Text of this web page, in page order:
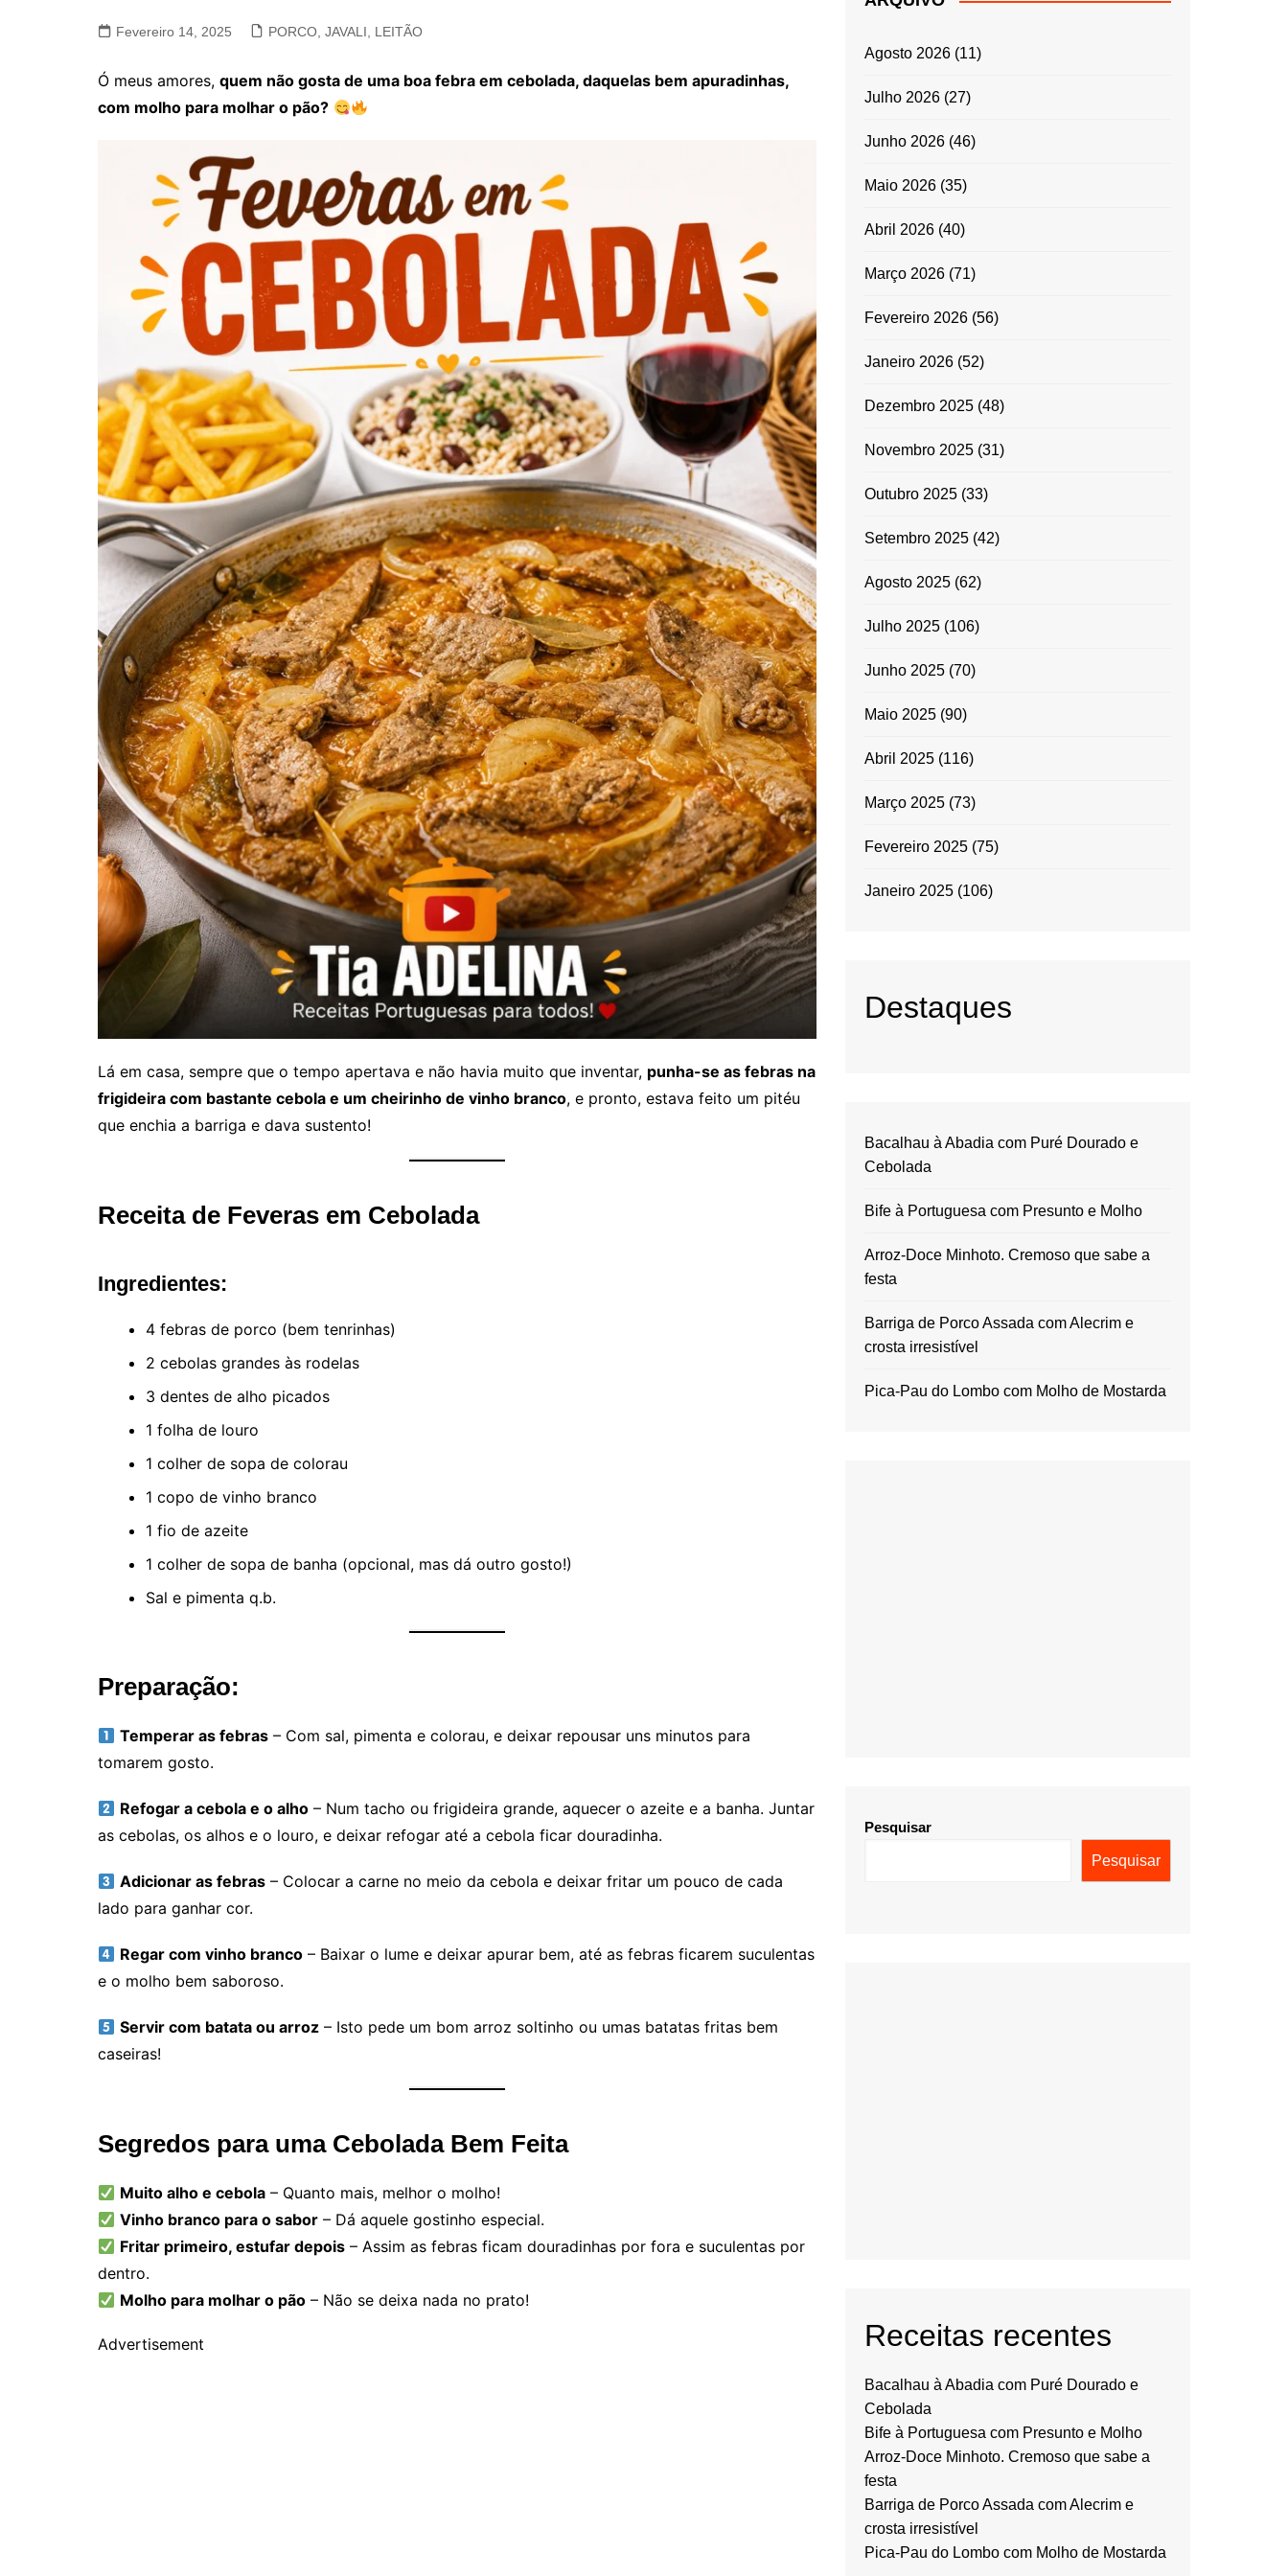
VACA, VITELA, NOVILHO
ENTRADAS E
GRATINADOS
MASSAS
TEMPEROS
MICRO-ONDAS
PORTUGUESA
Fevereiro 14, 2025 PORCO, JAVALI, LEITÃO
Ó meus amores, quem não gosta de uma boa febra em cebolada, daquelas bem apuradinhas,
com molho para molhar o pão?
Lá em casa, sempre que o tempo apertava e não havia muito que inventar, punha-se as febras na
frigideira com bastante cebola e um cheirinho de vinho branco, e pronto, estava feito um pitéu
que enchia a barriga e dava sustento!
Receita de Feveras em Cebolada
Ingredientes:
4 febras de porco (bem tenrinhas)
2 cebolas grandes às rodelas
3 dentes de alho picados
1 folha de louro
1 colher de sopa de colorau
1 copo de vinho branco
1 fio de azeite
1 colher de sopa de banha (opcional, mas dá outro gosto!)
Sal e pimenta q.b.
Preparação:
Temperar as febras – Com sal, pimenta e colorau, e deixar repousar uns minutos para
tomarem gosto.
Refogar a cebola e o alho – Num tacho ou frigideira grande, aquecer o azeite e a banha. Juntar
as cebolas, os alhos e o louro, e deixar refogar até a cebola ficar douradinha.
Adicionar as febras – Colocar a carne no meio da cebola e deixar fritar um pouco de cada
lado para ganhar cor.
Regar com vinho branco – Baixar o lume e deixar apurar bem, até as febras ficarem suculentas
e o molho bem saboroso.
Servir com batata ou arroz – Isto pede um bom arroz soltinho ou umas batatas fritas bem
caseiras!
Segredos para uma Cebolada Bem Feita
Muito alho e cebola – Quanto mais, melhor o molho!
Vinho branco para o sabor – Dá aquele gostinho especial.
Fritar primeiro, estufar depois – Assim as febras ficam douradinhas por fora e suculentas por
dentro.
Molho para molhar o pão – Não se deixa nada no prato!
Advertisement
Agosto 2026 (11)
Julho 2026 (27)
Junho 2026 (46)
Maio 2026 (35)
Abril 2026 (40)
Março 2026 (71)
Fevereiro 2026 (56)
Janeiro 2026 (52)
Dezembro 2025 (48)
Novembro 2025 (31)
Outubro 2025 (33)
Setembro 2025 (42)
Agosto 2025 (62)
Julho 2025 (106)
Junho 2025 (70)
Maio 2025 (90)
Abril 2025 (116)
Março 2025 (73)
Fevereiro 2025 (75)
Janeiro 2025 (106)
Destaques
Bacalhau à Abadia com Puré Dourado e
Cebolada
Bife à Portuguesa com Presunto e Molho
Arroz-Doce Minhoto. Cremoso que sabe a
festa
Barriga de Porco Assada com Alecrim e
crosta irresistível
Pica-Pau do Lombo com Molho de Mostarda
Pesquisar
Pesquisar
Receitas recentes
Bacalhau à Abadia com Puré Dourado e
Cebolada
Bife à Portuguesa com Presunto e Molho
Arroz-Doce Minhoto. Cremoso que sabe a
festa
Barriga de Porco Assada com Alecrim e
crosta irresistível
Pica-Pau do Lombo com Molho de Mostarda